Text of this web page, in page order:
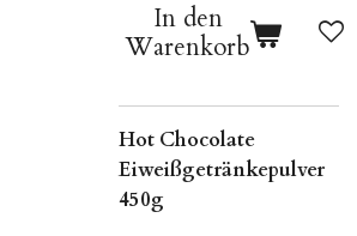
In den
Warenkorb
Hot Chocolate
Eiweißgetränkepulver
450g